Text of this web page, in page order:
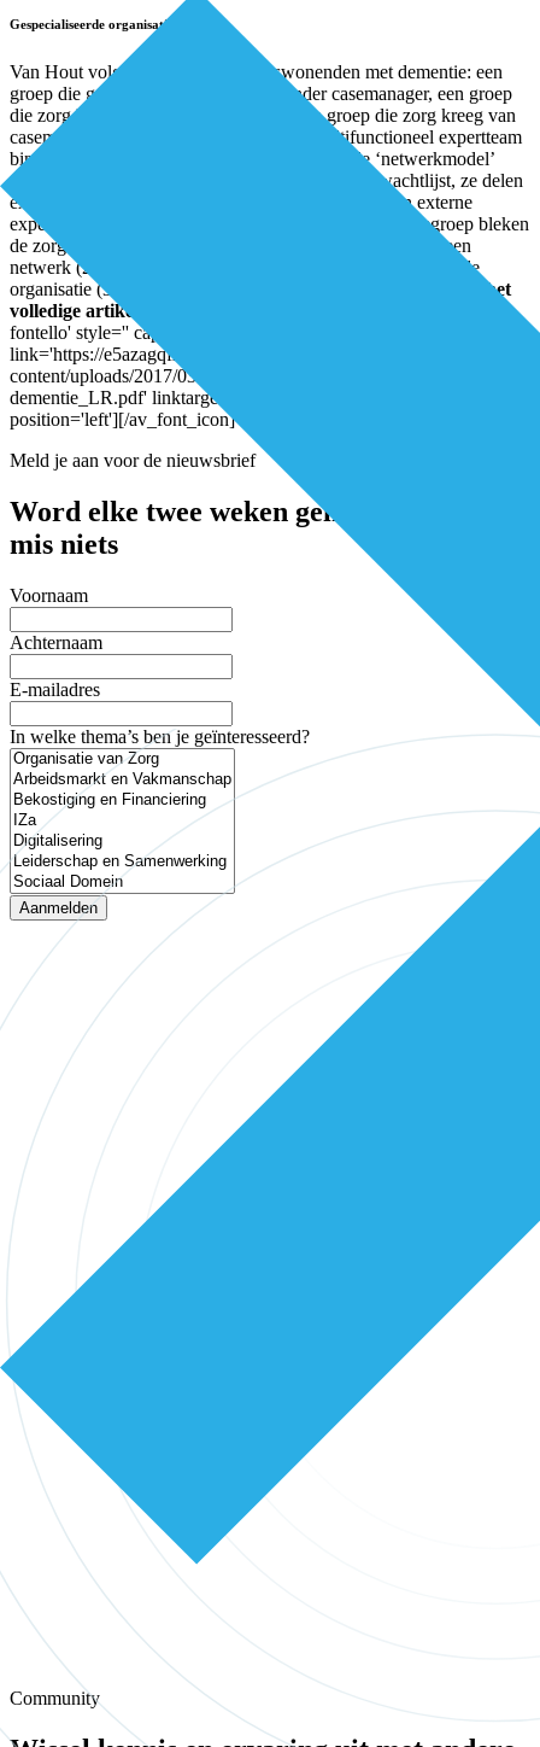
Gespecialiseerde organisatie
Van Hout volgde drie groepen thuiswonenden met dementie: een
groep die gebruikelijke zorg kreeg zonder casemanager, een groep
die zorg kreeg vanuit een netwerk en een groep die zorg kreeg van
casemanagers binnen een geïntegreerd, multifunctioneel expertteam
binnen de eigen organisatie. In het zogenaamde ‘netwerkmodel’
delen samenwerkende thuiszorgorganisaties een wachtlijst, ze delen
expertise en casemanagers kunnen advies vragen aan externe
experts – zoals een geriater. Vergeleken met de controlegroep bleken
de zorgkosten lager als personen worden begeleid vanuit een
netwerk (22 procent), maar vooral vanuit een gespecialiseerde
organisatie (33 procent).
Download het
volledige artikel hier:
fontello' style='' caption=''
link='https://e5azagqfxrm.exactdn.com/wp-
content/uploads/2017/03/DEL-nr2_2017_Begeleiders-bij-
dementie_LR.pdf' linktarget='_blank' color='' size='40px'
position='left'][/av_font_icon]
Meld je aan voor de nieuwsbrief
Word elke twee weken geïnspireerd en
mis niets
Voornaam
Achternaam
E-mailadres
In welke thema’s ben je geïnteresseerd?
Aanmelden
Community